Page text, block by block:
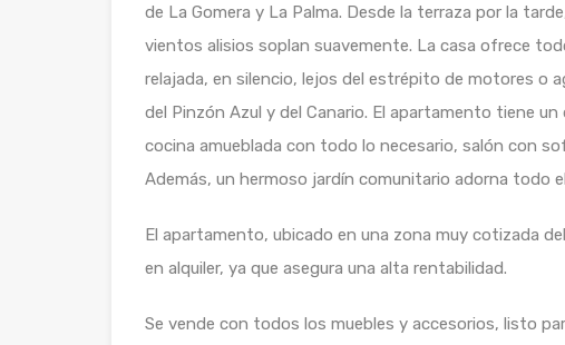
de La Gomera y La Palma. Desde la terraza por la
vientos alisios soplan suavemente. La casa ofrece
relajada, en silencio, lejos del estrépito de motores o
del Pinzón Azul y del Canario. El apartamento tiene
cocina amueblada con todo lo necesario, salón con
Además, un hermoso jardín comunitario adorna todo
El apartamento, ubicado en una zona muy cotizada
en alquiler, ya que asegura una alta rentabilidad.
Se vende con todos los muebles y accesorios, listo